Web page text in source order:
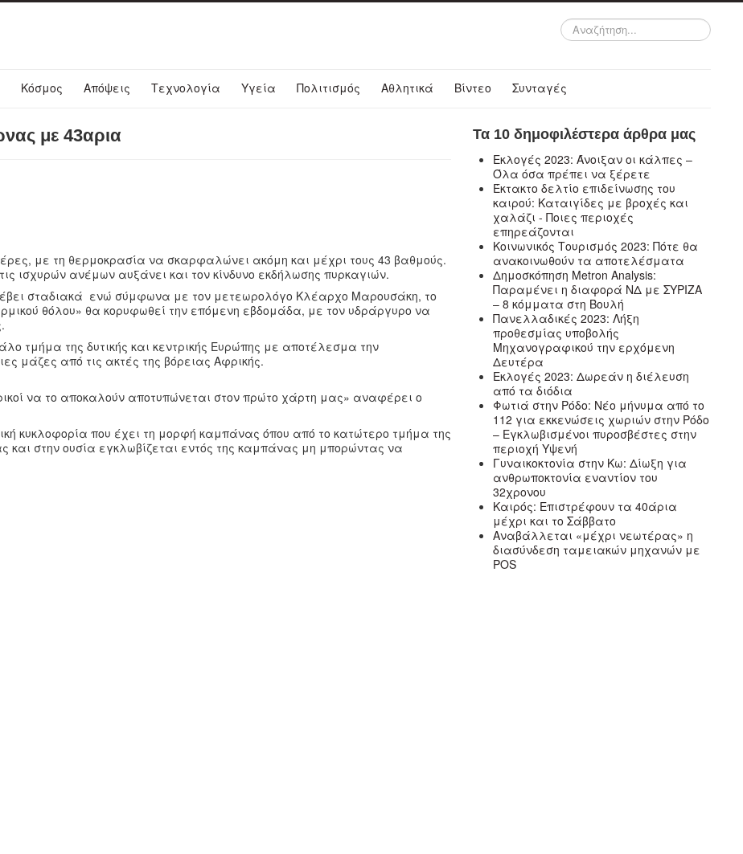
Αναζήτηση...
Κόσμος Απόψεις Τεχνολογία Υγεία Πολιτισμός Αθλητικά Βίντεο Συνταγές
με 43αρια
με τη θερμοκρασία να σκαρφαλώνει ακόμη και μέχρι τους 43 βαθμούς.
ισχυρών ανέμων αυξάνει και τον κίνδυνο εκδήλωσης πυρκαγιών.
σταδιακά ενώ σύμφωνα με τον μετεωρολόγο Κλέαρχο Μαρουσάκη, το
θόλου» θα κορυφωθεί την επόμενη εβδομάδα, με τον υδράργυρο να
τμήμα της δυτικής και κεντρικής Ευρώπης με αποτέλεσμα την
μάζες από τις ακτές της βόρειας Αφρικής.
να το αποκαλούν αποτυπώνεται στον πρώτο χάρτη μας» αναφέρει ο
κυκλοφορία που έχει τη μορφή καμπάνας όπου από το κατώτερο τμήμα της
στην ουσία εγκλωβίζεται εντός της καμπάνας μη μπορώντας να
Τα 10 δημοφιλέστερα άρθρα μας
Εκλογές 2023: Άνοιξαν οι κάλπες –
Όλα όσα πρέπει να ξέρετε
Έκτακτο δελτίο επιδείνωσης του
καιρού: Καταιγίδες με βροχές και
χαλάζι - Ποιες περιοχές
επηρεάζονται
Κοινωνικός Τουρισμός 2023: Πότε θα
ανακοινωθούν τα αποτελέσματα
Δημοσκόπηση Metron Analysis:
Παραμένει η διαφορά ΝΔ με ΣΥΡΙΖΑ
– 8 κόμματα στη Βουλή
Πανελλαδικές 2023: Λήξη
προθεσμίας υποβολής
Μηχανογραφικού την ερχόμενη
Δευτέρα
Εκλογές 2023: Δωρεάν η διέλευση
από τα διόδια
Φωτιά στην Ρόδο: Νέο μήνυμα από το
112 για εκκενώσεις χωριών στην Ρόδο
– Εγκλωβισμένοι πυροσβέστες στην
περιοχή Υψενή
Γυναικοκτονία στην Κω: Δίωξη για
ανθρωποκτονία εναντίον του
32χρονου
Καιρός: Επιστρέφουν τα 40άρια
μέχρι και το Σάββατο
Αναβάλλεται «μέχρι νεωτέρας» η
διασύνδεση ταμειακών μηχανών με
POS